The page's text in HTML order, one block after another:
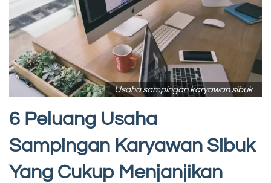
Usaha sampingan karyawan sibuk
6 Peluang Usaha
Sampingan Karyawan Sibuk
Yang Cukup Menjanjikan